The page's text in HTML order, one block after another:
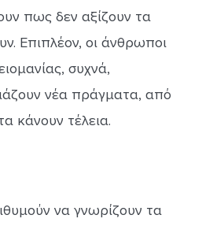
πως δεν αξίζουν τα
Επιπλέον, οι άνθρωποι
συχνά,
νέα πράγματα, από
κάνουν τέλεια.
να γνωρίζουν τα